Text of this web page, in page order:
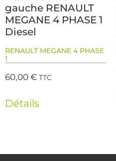
gauche RENAULT
MEGANE 4 PHASE 1
Diesel
RENAULT MEGANE 4 PHASE
1
60,00€ TTC
Détails